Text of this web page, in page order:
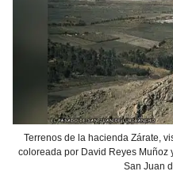
Terrenos de la hacienda Zárate,
coloreada por David Reyes
San Juan